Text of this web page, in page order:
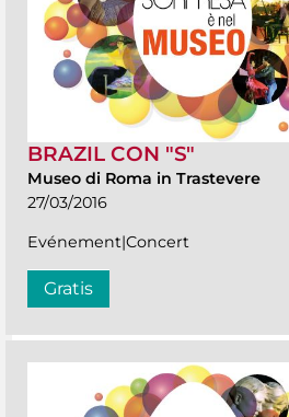
BRAZIL CON "S"
Museo di Roma in Trastevere
27/03/2016
Evénement|Concert
Gratis